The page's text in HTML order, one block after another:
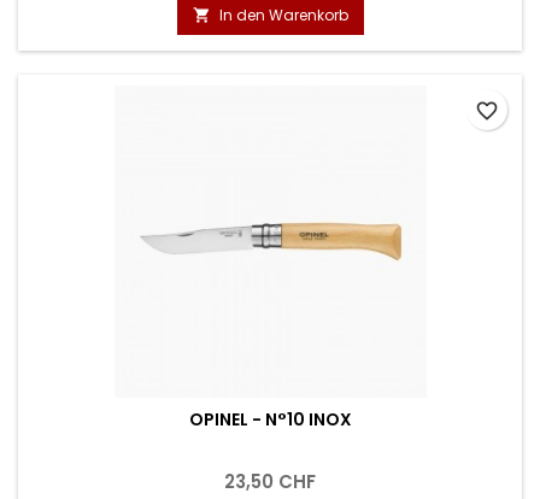
 In den Warenkorb
OPINEL - N°10 INOX
23,50 CHF
favorite_border